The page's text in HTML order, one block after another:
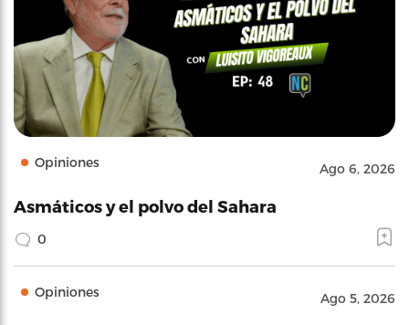
Opiniones Ago 6, 2026
Asmáticos y el polvo del Sahara
0
Opiniones Ago 5, 2026